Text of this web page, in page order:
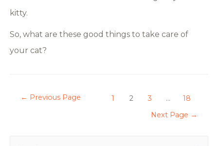
kitty.
So, what are these good things to take care of
your cat?
← Previous Page 1 2 3 …
18
Next Page →